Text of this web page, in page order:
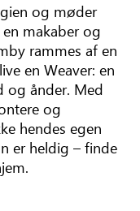
og møder
makaber og
rammes af en
en Weaver: en
og ånder. Med
og
hendes egen
er heldig – finde